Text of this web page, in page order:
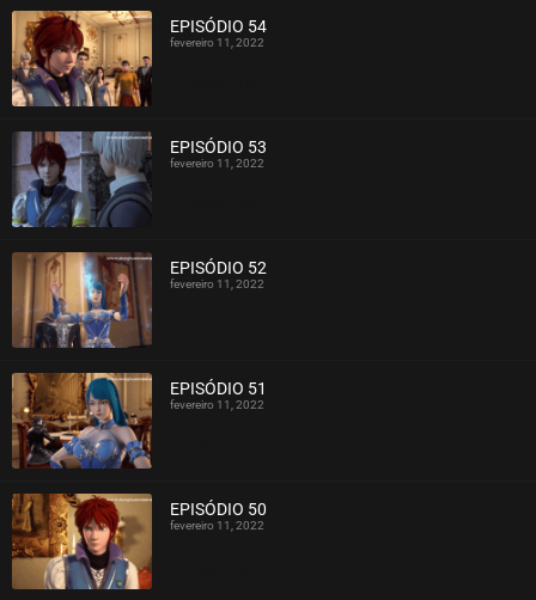
EPISÓDIO 54
fevereiro 11, 2022
EPISÓDIO 53
fevereiro 11, 2022
EPISÓDIO 52
fevereiro 11, 2022
EPISÓDIO 51
fevereiro 11, 2022
EPISÓDIO 50
fevereiro 11, 2022